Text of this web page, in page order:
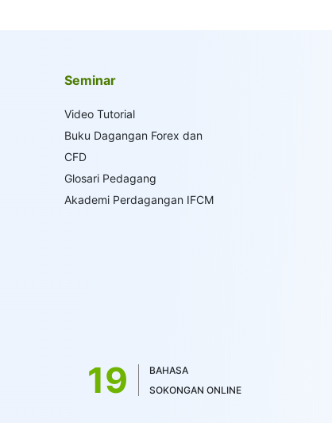
Seminar
Video Tutorial
Buku Dagangan Forex dan
CFD
Glosari Pedagang
Akademi Perdagangan IFCM
19
BAHASA
SOKONGAN ONLINE